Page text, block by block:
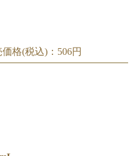
格(税込)： 506円